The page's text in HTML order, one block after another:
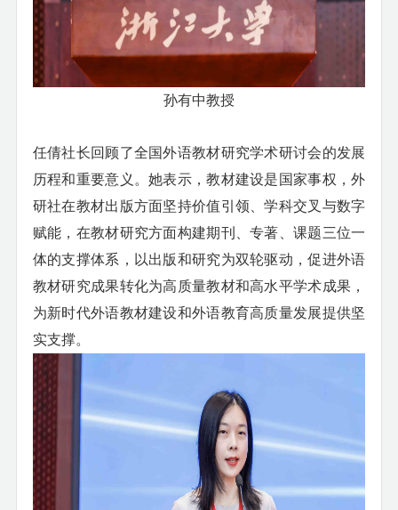
孙有中教授
任倩社长回顾了全国外语教材研究学术研讨会的发展
历程和重要意义。她表示，教材建设是国家事权，外
研社在教材出版方面坚持价值引领、学科交叉与数字
赋能，在教材研究方面构建期刊、专著、课题三位一
体的支撑体系，以出版和研究为双轮驱动，促进外语
教材研究成果转化为高质量教材和高水平学术成果，
为新时代外语教材建设和外语教育高质量发展提供坚
实支撑。